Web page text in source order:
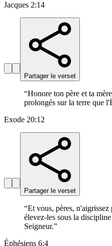
Jacques 2:14
Partager le verset
“Honore ton père et ta
prolongés sur la terre que
Exode 20:12
Partager le verset
“Et vous, pères,
élevez-les sous la
Seigneur.”
Éphésiens 6:4